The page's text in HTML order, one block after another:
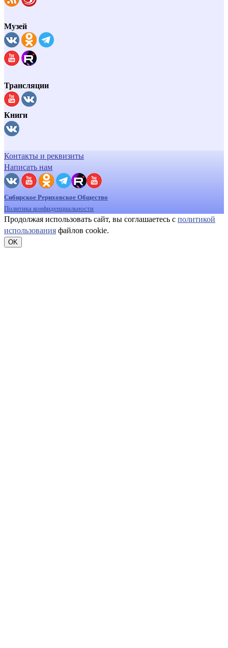
Музей
Трансляции
Книги
Контакты и реквизиты
Написать нам
Сибирское Рериховское Общество
Политика конфиденциальности
Продолжая использовать сайт, вы соглашаетесь с политикой
использования файлов cookie.
OK